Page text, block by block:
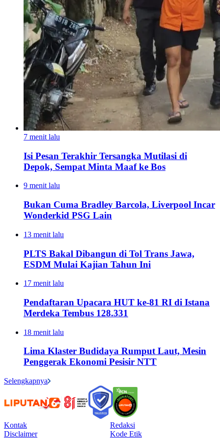
7 menit lalu
Isi Pesan Terakhir Tersangka Mutilasi di
Depok, Sempat Minta Maaf ke Bos
9 menit lalu
Bukan Cuma Bradley Barcola, Liverpool Incar
Wonderkid PSG Lain
13 menit lalu
PLTS Bakal Dibangun di Tol Trans Jawa,
ESDM Mulai Kajian Tahun Ini
17 menit lalu
Pendaftaran Upacara HUT ke-81 RI di Istana
Merdeka Tembus 128.331
18 menit lalu
Lima Klaster Budidaya Rumput Laut, Mesin
Penggerak Ekonomi Pesisir NTT
Selengkapnya
Kontak
Redaksi
Disclaimer
Kode Etik